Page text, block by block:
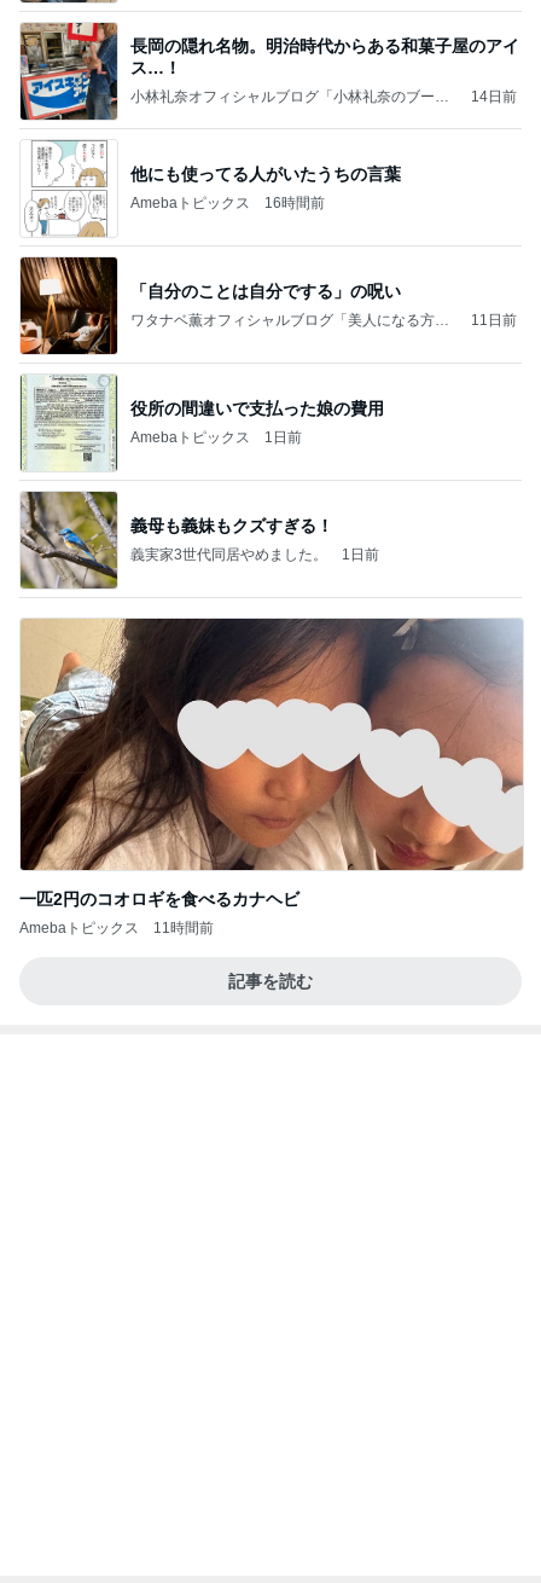
長岡の隠れ名物。明治時代からある和菓子屋のアイ
ス…！
小林礼奈オフィシャルブログ「小林礼奈のブーブ
14日前
他にも使ってる人がいたうちの言葉
Amebaトピックス 16時間前
「自分のことは自分でする」の呪い
ワタナベ薫オフィシャルブログ「美人になる方
11日前
役所の間違いで支払った娘の費用
Amebaトピックス 1日前
義母も義妹もクズすぎる！
義実家3世代同居やめました。 1日前
一匹2円のコオロギを食べるカナヘビ
Amebaトピックス 11時間前
記事を読む